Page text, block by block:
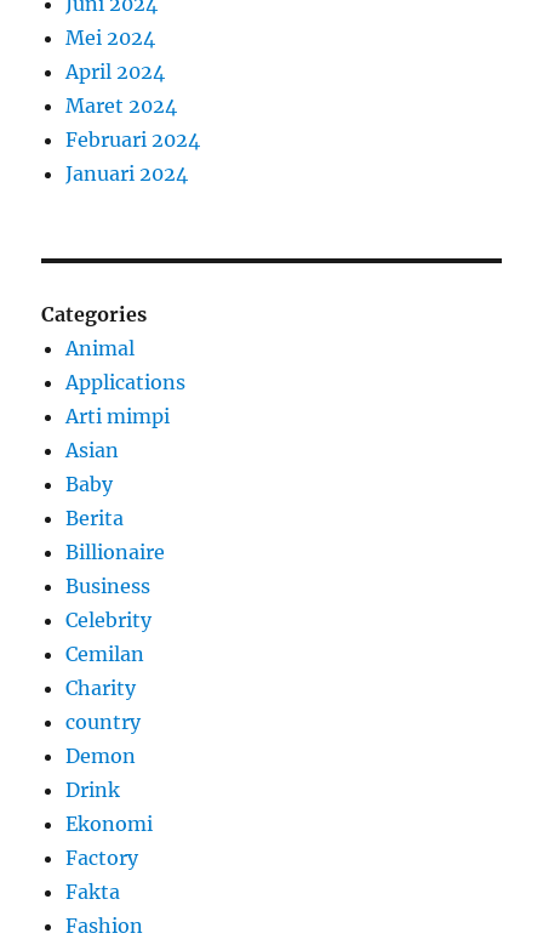
Mei 2024
April 2024
Maret 2024
Februari 2024
Januari 2024
Categories
Animal
Applications
Arti mimpi
Asian
Baby
Berita
Billionaire
Business
Celebrity
Cemilan
Charity
country
Demon
Drink
Ekonomi
Factory
Fakta
Fashion